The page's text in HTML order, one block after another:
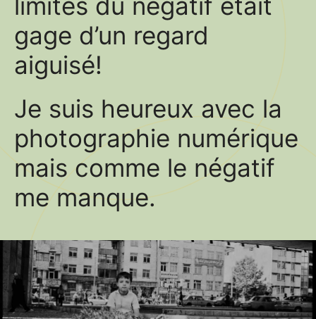
gage d’un regard
aiguisé!
Je suis heureux avec la
photographie numérique
mais comme le négatif
me manque.